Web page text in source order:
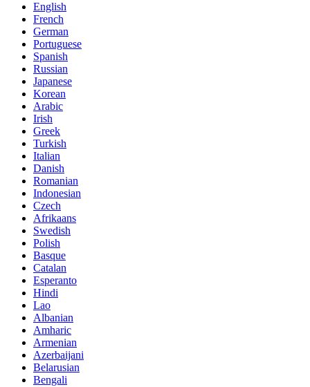
English
French
German
Portuguese
Spanish
Russian
Japanese
Korean
Arabic
Irish
Greek
Turkish
Italian
Danish
Romanian
Indonesian
Czech
Afrikaans
Swedish
Polish
Basque
Catalan
Esperanto
Hindi
Lao
Albanian
Amharic
Armenian
Azerbaijani
Belarusian
Bengali